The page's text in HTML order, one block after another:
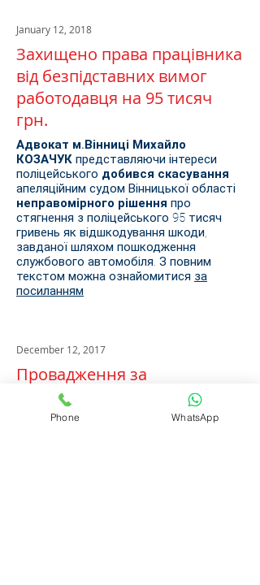
January 12, 2018
Захищено права працівника
від безпідставних вимог
работодавця на 95 тисяч
грн.
Адвокат м.Вінниці Михайло
КОЗАЧУК представляючи інтереси
поліцейського добився скасування
апеляційним судом Вінницької області
неправомірного рішення про
стягнення з поліцейського 95 тисяч
гривень як відшкодування шкоди,
завданої шляхом пошкодження
службового автомобіля. З повним
текстом можна ознайомитися за
посиланням
December 12, 2017
Провадження за
ст.130КУпАП закрито без
визнання винним
Phone WhatsApp